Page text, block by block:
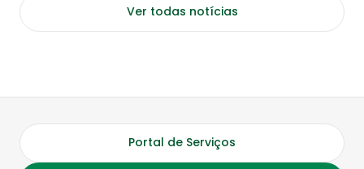
Ver todas notícias
Portal de Serviços